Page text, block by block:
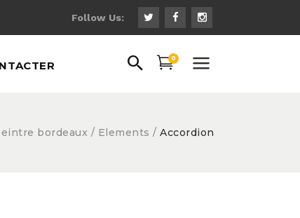
Follow Us:
0
bordeaux / Elements / Accordion